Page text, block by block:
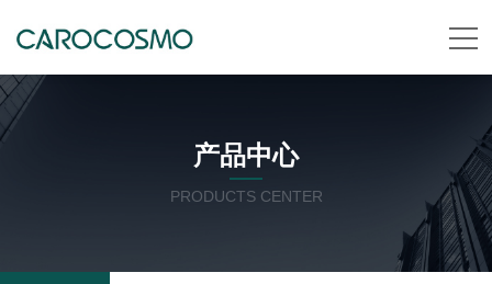
产品中心
PRODUCTS CENTER